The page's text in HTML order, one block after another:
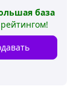
база
!